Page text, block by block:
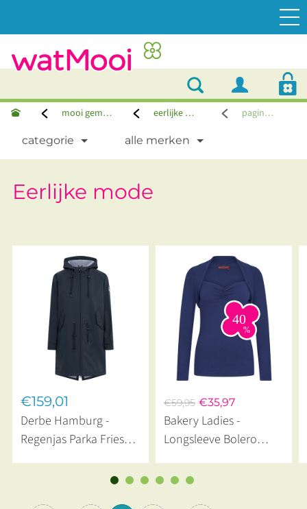
mooi gemaakt eerlijke mode pagina 48
categorie alle merken
Eerlijke mode
€159,01
Derbe Hamburg -
Regenjas Parka Friese
€59,95 €35,97
Bakery Ladies -
Longsleeve Bolero